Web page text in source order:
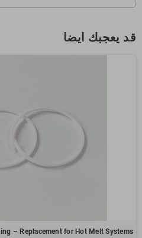
قد يعجبك ايضا
– Replacement for Hot Melt Systems